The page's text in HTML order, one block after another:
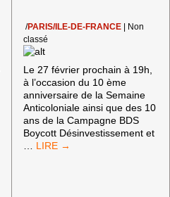
/PARIS/ILE-DE-FRANCE
Non
classé
Le 27 février prochain à 19h,
à l’occasion du 10 ème
anniversaire de la Semaine
Anticoloniale ainsi que des 10
ans de la Campagne BDS
Boycott Désinvestissement et
SOIRÉE